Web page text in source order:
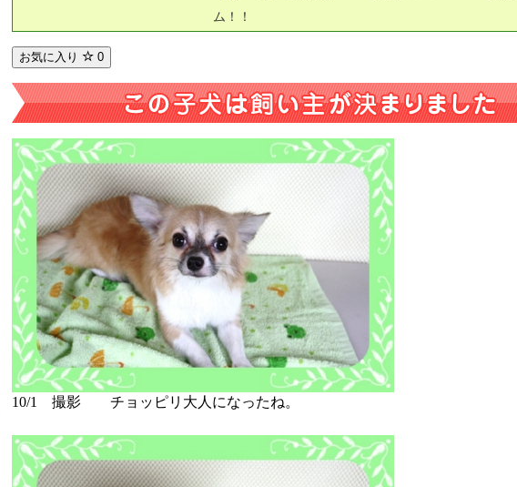
ム！！
お気に入り 0
10/1 撮影 チョッピリ大人になったね。